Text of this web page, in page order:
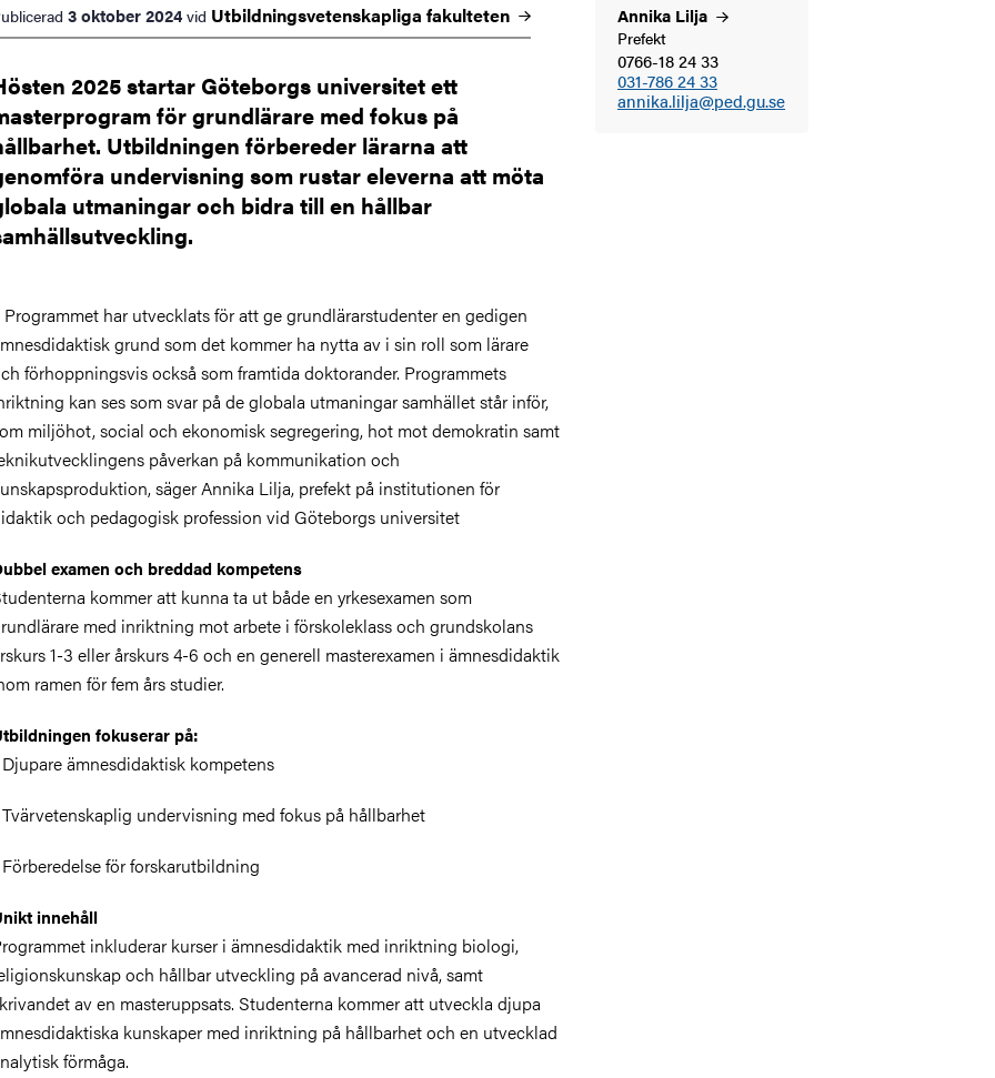
3 oktober 2024 vid Utbildningsvetenskapliga fakulteten
2025 startar Göteborgs universitet ett
för grundlärare med fokus på
Utbildningen förbereder lärarna att
undervisning som rustar eleverna att möta
utmaningar och bidra till en hållbar
Annika Lilja
Prefekt
0766-18 24 33
031-786 24 33
annika.lilja@ped.gu.se
Programmet har utvecklats för att ge grundlärarstudenter en gedigen
grund som det kommer ha nytta av i sin roll som lärare
förhoppningsvis också som framtida doktorander. Programmets
kan ses som svar på de globala utmaningar samhället står inför,
miljöhot, social och ekonomisk segregering, hot mot demokratin samt
påverkan på kommunikation och
säger Annika Lilja, prefekt på institutionen för
och pedagogisk profession vid Göteborgs universitet
examen och breddad kompetens
kommer att kunna ta ut både en yrkesexamen som
med inriktning mot arbete i förskoleklass och grundskolans
1-3 eller årskurs 4-6 och en generell masterexamen i ämnesdidaktik
ramen för fem års studier.
fokuserar på:
ämnesdidaktisk kompetens
undervisning med fokus på hållbarhet
för forskarutbildning
innehåll
inkluderar kurser i ämnesdidaktik med inriktning biologi,
och hållbar utveckling på avancerad nivå, samt
av en masteruppsats. Studenterna kommer att utveckla djupa
kunskaper med inriktning på hållbarhet och en utvecklad
förmåga.